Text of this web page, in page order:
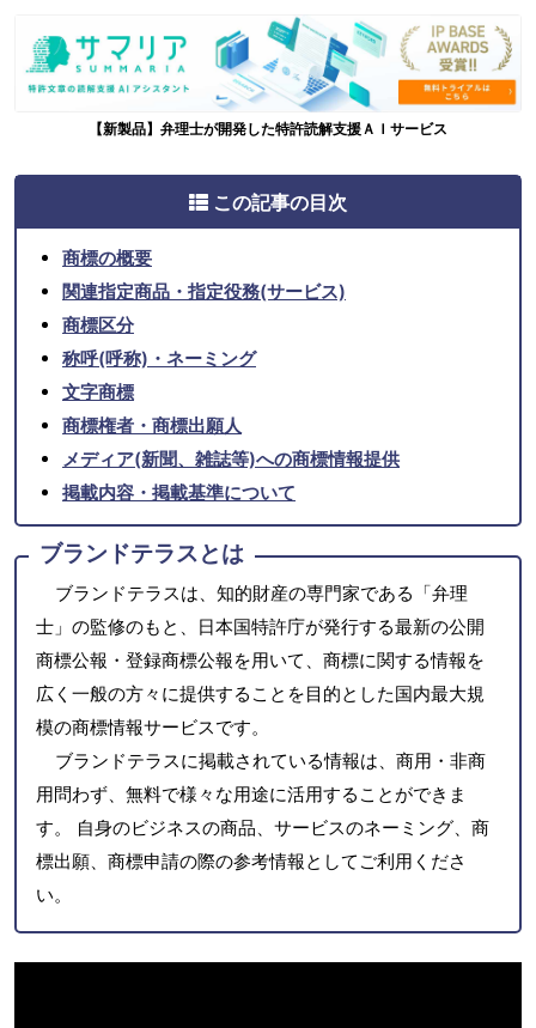
【新製品】弁理士が開発した特許読解支援ＡＩサービス
この記事の目次
商標の概要
関連指定商品・指定役務(サービス)
商標区分
称呼(呼称)・ネーミング
文字商標
商標権者・商標出願人
メディア(新聞、雑誌等)への商標情報提供
掲載内容・掲載基準について
ブランドテラスとは
ブランドテラスは、知的財産の専門家である「弁理
士」の監修のもと、日本国特許庁が発行する最新の公開
商標公報・登録商標公報を用いて、商標に関する情報を
広く一般の方々に提供することを目的とした国内最大規
模の商標情報サービスです。
ブランドテラスに掲載されている情報は、商用・非商
用問わず、無料で様々な用途に活用することができま
す。 自身のビジネスの商品、サービスのネーミング、商
標出願、商標申請の際の参考情報としてご利用くださ
い。